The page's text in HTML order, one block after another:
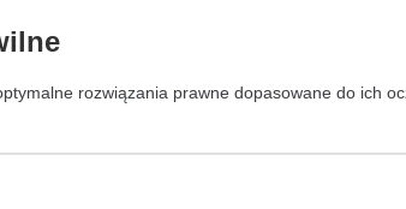
rozwiązania prawne dopasowane do ich